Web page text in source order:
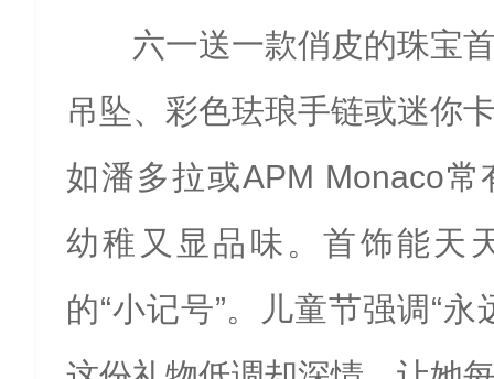
六一送一款俏皮的珠宝
吊坠、彩色珐琅手链或迷你
如潘多拉或APM Monaco
幼稚又显品味。首饰能天
的“小记号”。儿童节强调“